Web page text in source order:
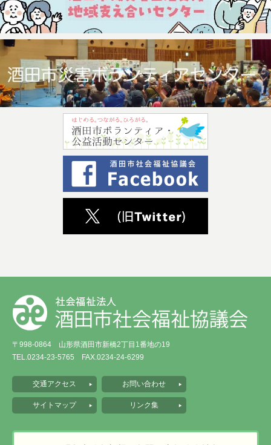
〒998-0864 山形県酒田市新橋2丁目1番地の19
TEL.0234-23-5765 FAX.0234-24-6299
交通アクセス お問い合わせ
サイトマップ リンク集